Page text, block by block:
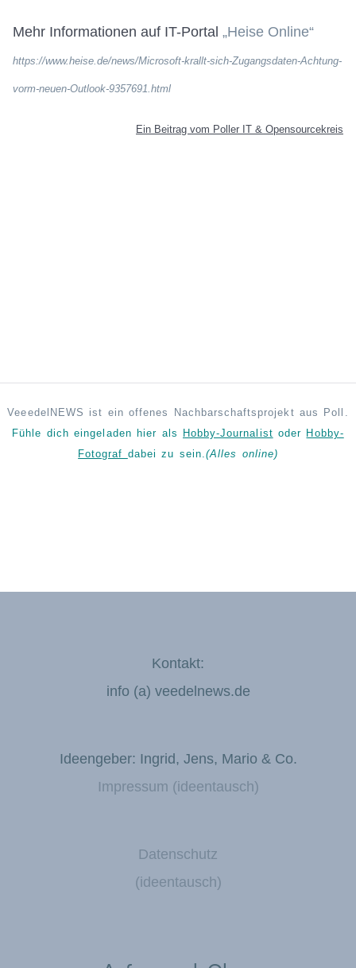
Mehr Informationen auf IT-Portal „Heise Online“
https://www.heise.de/news/Microsoft-krallt-sich-Zugangsdaten-Achtung-
vorm-neuen-Outlook-9357691.html
Ein Beitrag vom Poller IT & Opensourcekreis
VeeedelNEWS ist ein offenes Nachbarschaftsprojekt aus Poll.
Fühle dich eingeladen hier als
Hobby-Journalist oder Hobby-
Fotograf dabei zu sein. (Alles online)
Kontakt:
info (a) veedelnews.de
Ideengeber: Ingrid, Jens, Mario & Co.
Impressum (ideentausch)
Datenschutz
(ideentausch)